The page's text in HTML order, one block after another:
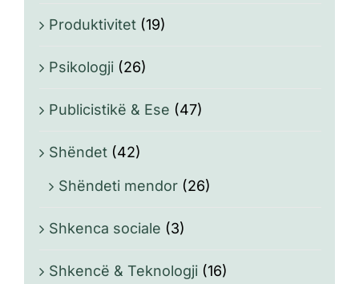
Produktivitet (19)
Psikologji (26)
Publicistikë & Ese (47)
Shëndet (42)
Shëndeti mendor (26)
Shkenca sociale (3)
Shkencë & Teknologji (16)